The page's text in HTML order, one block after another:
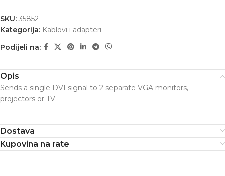
SKU: 35852
Kategorija: Kablovi i adapteri
Podijeli na:
Opis
Sends a single DVI signal to 2 separate VGA monitors,
projectors or TV
Dostava
Kupovina na rate